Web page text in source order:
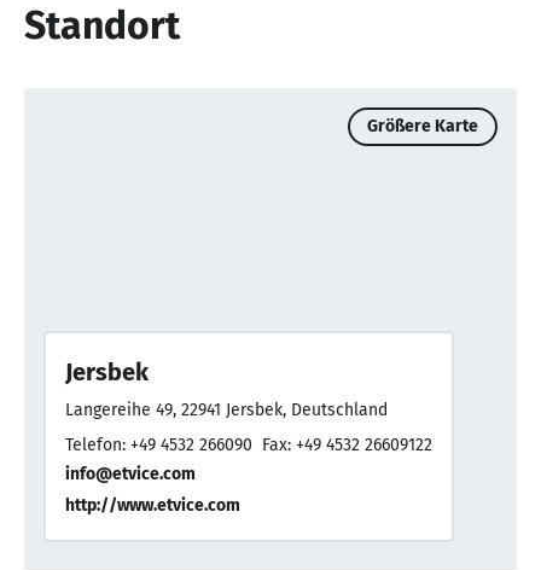
Standort
Größere Karte
Jersbek
Langereihe 49, 22941 Jersbek, Deutschland
Telefon: +49 4532 266090 Fax: +49 4532 26609122
info@etvice.com
http://www.etvice.com